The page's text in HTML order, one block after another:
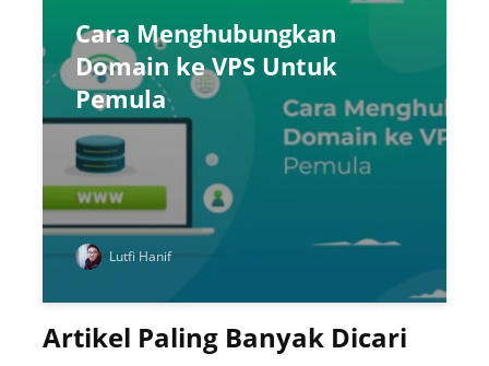
Cara Menghubungkan
Domain ke VPS Untuk
Pemula
Lutfi Hanif
Artikel Paling Banyak Dicari